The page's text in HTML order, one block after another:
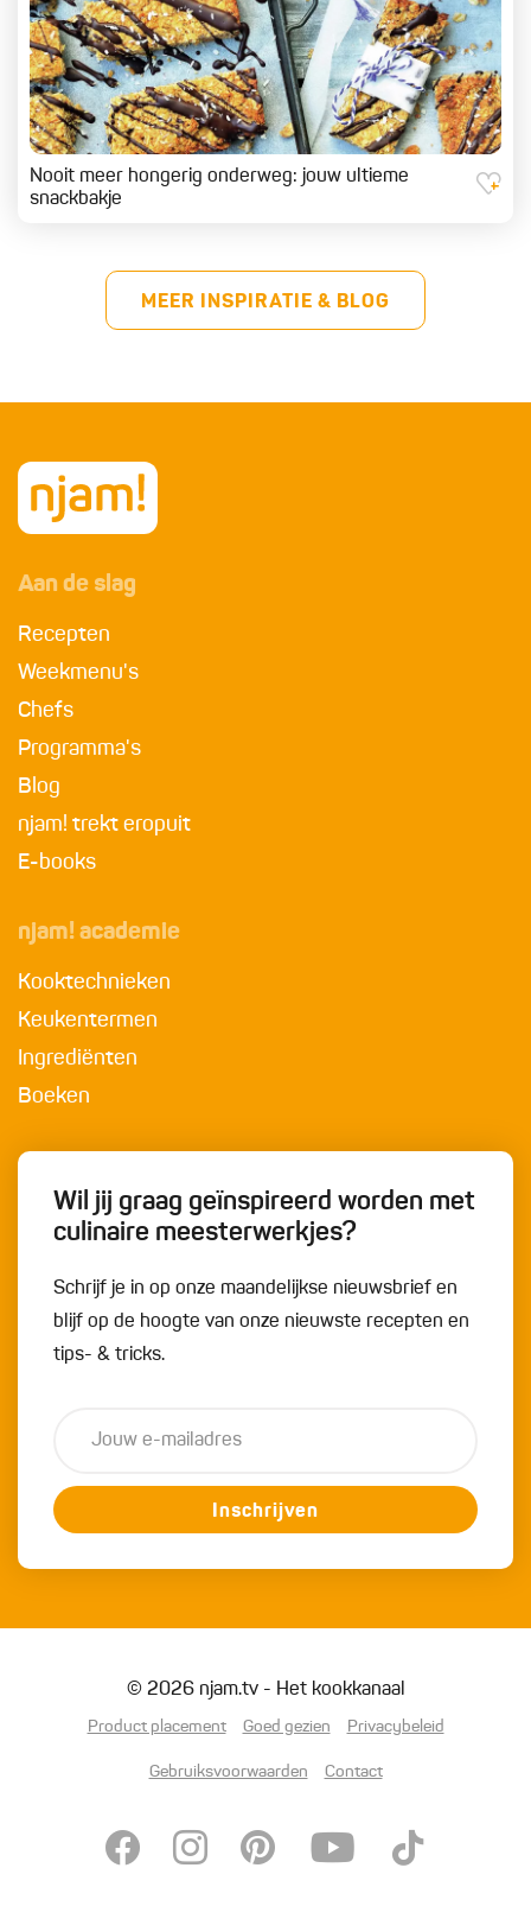
Nooit meer hongerig onderweg: jouw ultieme
snackbakje
MEER INSPIRATIE & BLOG
Aan de slag
Recepten
Weekmenu's
Chefs
Programma's
Blog
njam! trekt eropuit
E-books
njam! academie
Kooktechnieken
Keukentermen
Ingrediënten
Boeken
Wil jij graag geïnspireerd worden met
culinaire meesterwerkjes?
Schrijf je in op onze maandelijkse nieuwsbrief en
blijf op de hoogte van onze nieuwste recepten en
tips- & tricks.
Inschrijven
© 2026 njam.tv - Het kookkanaal
Product placement Goed gezien Privacybeleid
Gebruiksvoorwaarden Contact